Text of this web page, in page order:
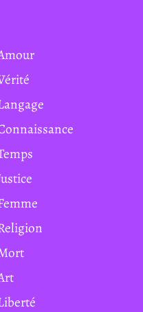
Amour
Vérité
Langage
Connaissance
Temps
Justice
Femme
Religion
Mort
Art
Liberté